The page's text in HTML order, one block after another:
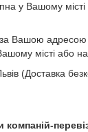
у Вашому
за Вашою
місті або
(Доставка